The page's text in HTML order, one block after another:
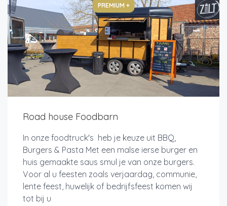
PREMIUM +
Road house Foodbarn
In onze foodtruck's heb je keuze uit BBQ,
Burgers & Pasta Met een malse ierse burger en
huis gemaakte saus smul je van onze burgers.
Voor al u feesten zoals verjaardag, communie,
lente feest, huwelijk of bedrijfsfeest komen wij
tot bij u